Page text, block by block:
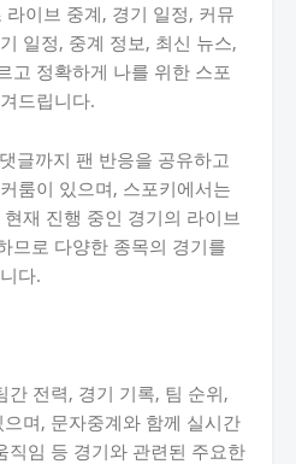
이브 중계, 경기 일정, 커뮤
일정, 중계 정보, 최신 뉴스,
고 정확하게 나를 위한 스포
드립니다.
글까지 팬 반응을 공유하고
룸이 있으며, 스포키에서는
재 진행 중인 경기의 라이브
므로 다양한 종목의 경기를
다.
간 전력, 경기 기록, 팀 순위,
며, 문자중계와 함께 실시간
직임 등 경기와 관련된 주요한